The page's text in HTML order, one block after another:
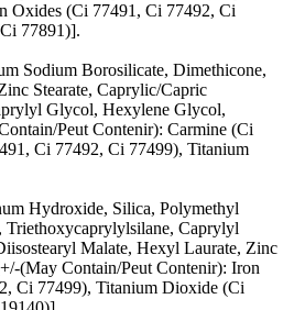
Oxides (Ci 77491, Ci 77492, Ci
77891)].
Sodium Borosilicate, Dimethicone,
Stearate, Caprylic/Capric
Glycol, Hexylene Glycol,
Peut Contenir): Carmine (Ci
Ci 77492, Ci 77499), Titanium
Hydroxide, Silica, Polymethyl
Triethoxycaprylylsilane, Caprylyl
Malate, Hexyl Laurate, Zinc
(May Contain/Peut Contenir): Iron
Ci 77499), Titanium Dioxide (Ci